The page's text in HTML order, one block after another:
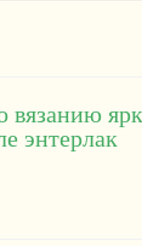
вязанию
энтерлак